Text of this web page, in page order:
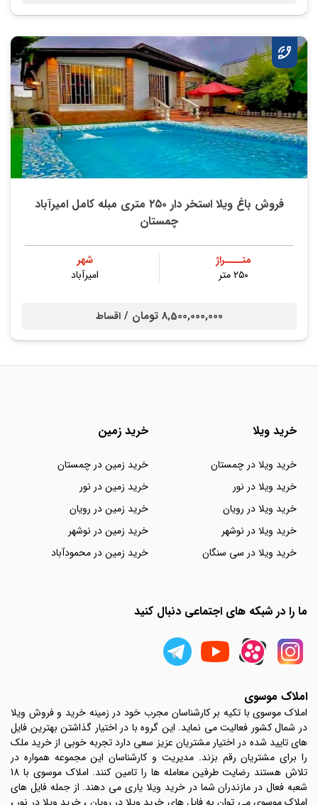
فروش باغ ویلا استخر دار ۲۵۰ متری مبله کامل امیرآباد
چمستان
متــــراژ
۲۵۰ متر
شهر
امیرآباد
8,500,000,000 تومان / اقساط
خرید ویلا
خرید ویلا در چمستان
خرید ویلا در نور
خرید ویلا در رویان
خرید ویلا در نوشهر
خرید ویلا در سی سنگان
خرید زمین
خرید زمین در چمستان
خرید زمین در نور
خرید زمین در رویان
خرید زمین در نوشهر
خرید زمین در محمودآباد
ما را در شبکه های اجتماعی دنبال کنید
املاک موسوی
املاک موسوی با تکیه بر کارشناسان مجرب خود در زمینه خرید و فروش ویلا
در شمال کشور فعالیت می نماید. این گروه با در اختیار گذاشتن بهترین فایل
های تایید شده در اختیار مشتریان عزیز سعی دارد تجربه خوبی از خرید ملک
را برای مشتریان رقم بزند. مدیریت و کارشناسان این مجموعه همواره در
تلاش هستند رضایت طرفین معامله ها را تامین کنند. املاک موسوی با 18
شعبه فعال در مازندران شما در خرید ویلا یاری می دهند. از جمله فایل های